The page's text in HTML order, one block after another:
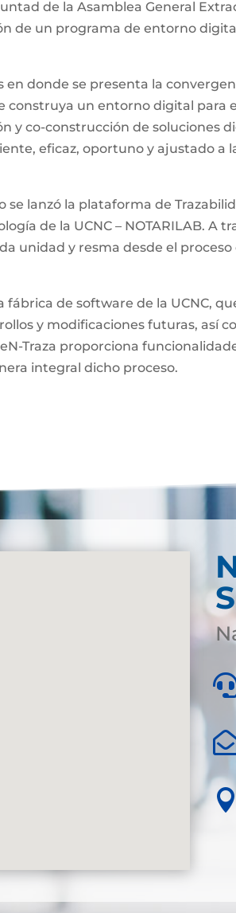
de la Asamblea General
de un programa de entorno
donde se presenta la
construya un entorno digital para
y co-construcción de soluciones
eficaz, oportuno y ajustado
lanzó la plataforma de
de la UCNC – NOTARILAB.
unidad y resma desde el
fábrica de software de la UCNC,
y modificaciones futuras, así
Traza proporciona
integral dicho proceso.